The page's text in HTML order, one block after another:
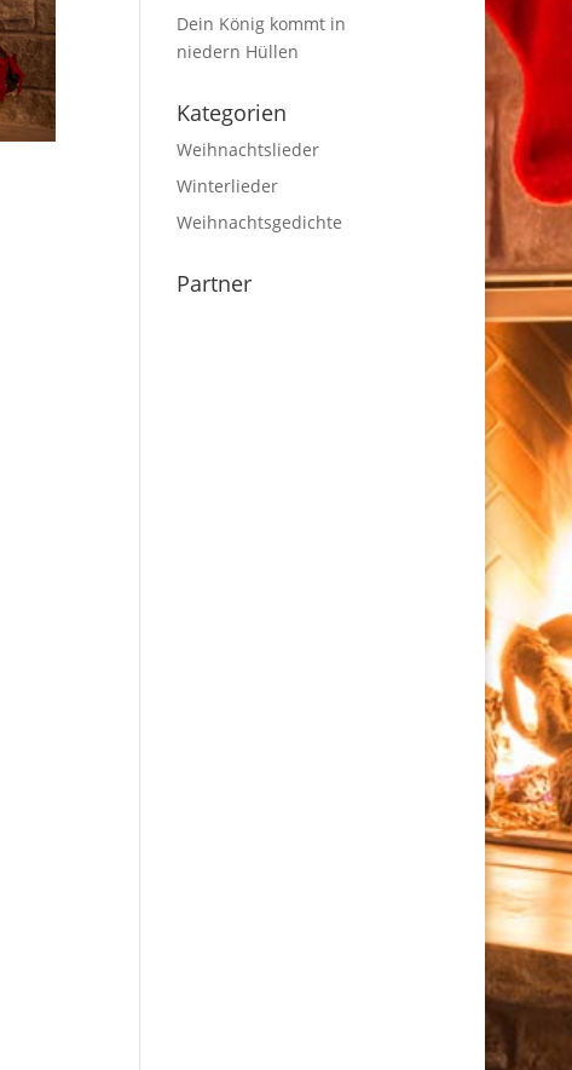
Dein König kommt in
niedern Hüllen
Kategorien
Weihnachtslieder
Winterlieder
Weihnachtsgedichte
Partner